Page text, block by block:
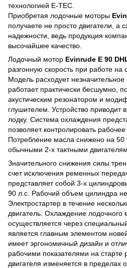
технологией E-TEC.
Приобретая лодочные моторы
получаете не просто двигатели, а
надежности, ведь продукция
высочайшее качество.
Лодочный мотор Evinrude E 90
разгонную скорость при работе на
Модель расходует незначительное
работает практически бесшумно,
акустическим резонатором и
глушителем. Устройство
лодку. Система охлаждения
позволяет контролировать
Потребление масла снижено на
обычными 2-х тактными
Значительного снижения силы
счет исключения ременных
представляет собой 3-х
90 л.с. Рабочий объем цилиндра
Электростартер в течение
двигатель. Охлаждение лодочного
осуществляется через
является главным элементом
имеет эргономичный дизайн и
рабочими показателями на старте
двигателя изменяется в пределах